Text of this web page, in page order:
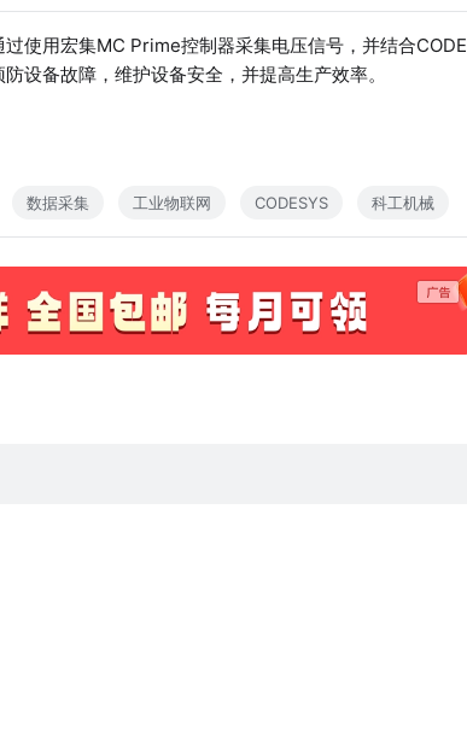
使用宏集MC Prime控制器采集电压信号，并结合CODE
设备故障，维护设备安全，并提高生产效率。
数据采集 工业物联网 CODESYS 科工机械